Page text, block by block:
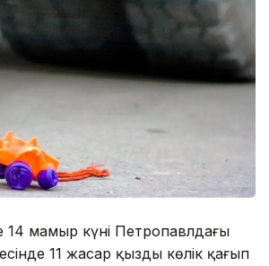
14 мамыр күні Петропавлдағы
11 жасар қызды көлік қағып